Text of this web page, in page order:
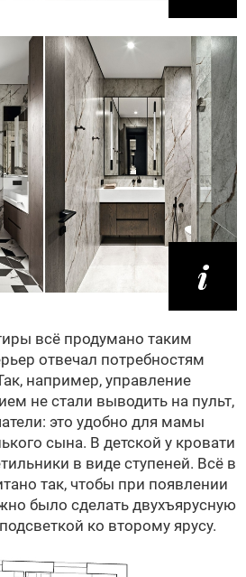
всё продумано таким
отвечал потребностям
например, управление
не стали выводить на пульт,
это удобно для мамы
сына. В детской у кровати
в виде ступеней. Всё в
так, чтобы при появлении
было сделать двухъярусную
ко второму ярусу.